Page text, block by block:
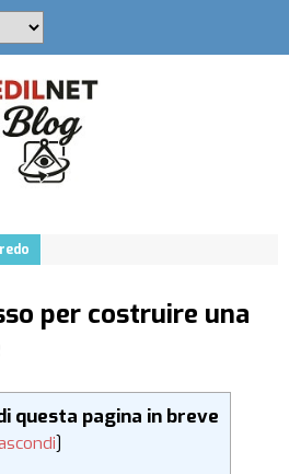
per costruire una
questa pagina in breve
]